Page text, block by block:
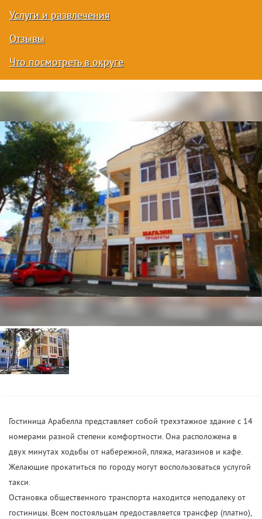
Услуги и развлечения
Отзывы
Что посмотреть в округе
Гостиница Арабелла представляет собой трехэтажное здание с 14
номерами разной степени комфортности. Она расположена в
двух минутах ходьбы от набережной, пляжа, магазинов и кафе.
Желающие прокатиться по городу могут воспользоваться услугой
такси.
Остановка общественного транспорта находится неподалеку от
гостиницы. Всем постояльцам предоставляется трансфер (платно),